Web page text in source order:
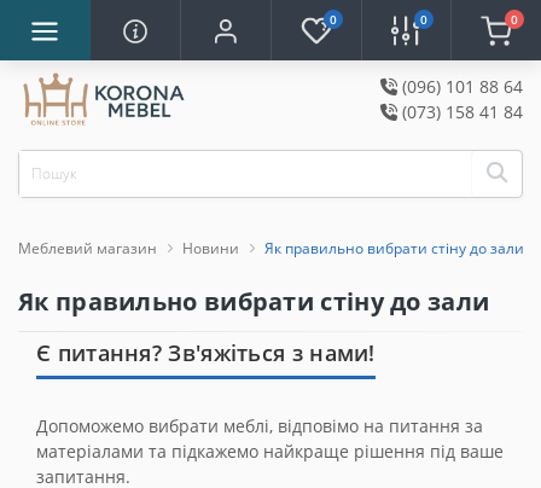
0 0 0
(096) 101 88 64
(073) 158 41 84
Меблевий магазин Новини Як правильно вибрати стіну до зали
Як правильно вибрати стіну до зали
Є питання? Зв'яжіться з нами!
Допоможемо вибрати меблі, відповімо на питання за
матеріалами та підкажемо найкраще рішення під ваше
запитання.